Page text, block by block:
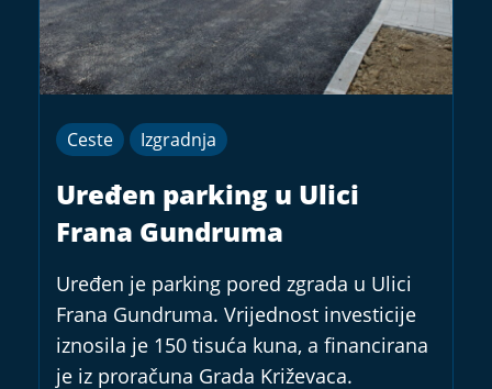
Ceste Izgradnja
Uređen parking u Ulici
Frana Gundruma
Uređen je parking pored zgrada u Ulici
Frana Gundruma. Vrijednost investicije
iznosila je 150 tisuća kuna, a financirana
je iz proračuna Grada Križevaca.